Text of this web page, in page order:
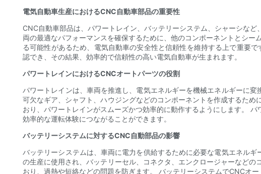
電気自動車生産におけるCNC自動車部品の重要性
CNC自動車部品は、パワートレイン、バッテリーシステム、シャーシな
両の最適なパフォーマンスを確保するために、他のコンポーネントとシ
る可能性があるため、電気自動車の安全性と信頼性を維持する上で重要
認でき、その結果、効率的で信頼性の高い電気自動車が生まれます。
パワートレインにおけるCNCオートパーツの役割
パワートレインは、車両を推進し、電気エネルギーを機械エネルギーに
可欠なギア、シャフト、ハウジングなどのコンポーネントを作成するた
おり、パワートレインがスムーズかつ効率的に動作するようにします。
効率的な運転体験につながることができます。
バッテリーシステムに対するCNC自動部品の影響
バッテリーシステムは、車両に電力を供給するために必要な電気エネル
の生産に使用され、バッテリーセル、コネクタ、エンクロージャーなど
おり、過熱や短絡などの問題を防ぎます。 バッテリーシステムでCNCオ